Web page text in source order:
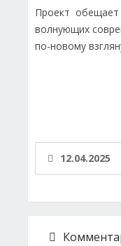
Проект
волнующих
по-новому
12.04.2025